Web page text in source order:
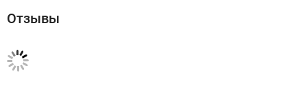
Отзывы